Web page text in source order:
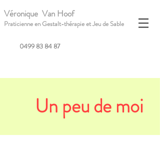
Véronique Van Hoof
Praticienne en Gestalt-thérapie et Jeu de Sable
0499 83 84 87
Un peu de moi